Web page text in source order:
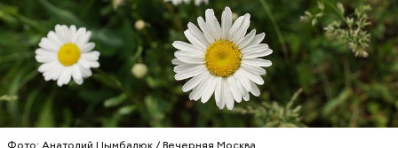
Фото: Анатолий Цымбалюк / Вечерняя Москва
— Особенно с мая по август. Столкнуться с
По словам Макеева, авария на АЭС научила мир